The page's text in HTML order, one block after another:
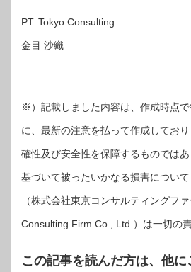
PT. Tokyo Consulting
金目 沙織
※）記載しました内容は、作成時点で
に、最新の注意を払って作成してお
確性及び安全性を保障するものでは
基づいて被ったいかなる損害につい
（株式会社東京コンサルティングフ
Consulting Firm Co., Ltd.）は一切の
この記事を読んだ方は、他